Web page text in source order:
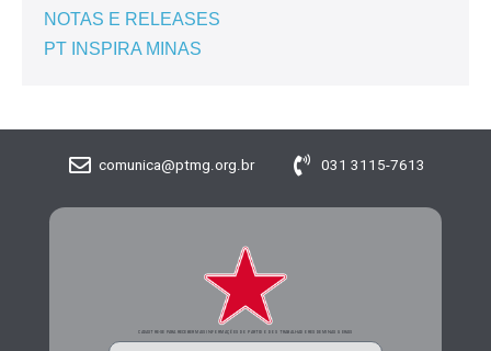
NOTAS E RELEASES
PT INSPIRA MINAS
comunica@ptmg.org.br 031 3115-7613
CADASTRE-SE PARA RECEBER MAIS INFORMAÇÕES DO PARTIDO DOS TRABALHADORES DE MINAS GERAIS